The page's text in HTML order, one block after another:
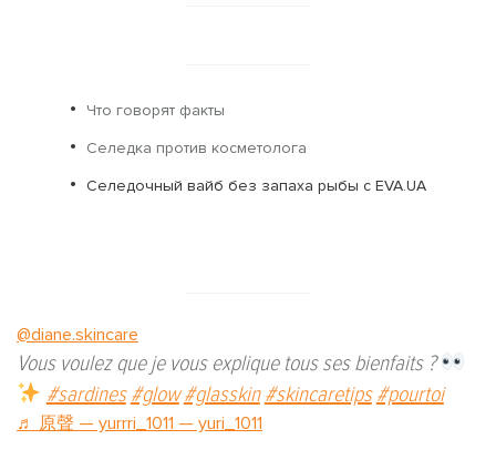
Что говорят факты
Селедка против косметолога
Селедочный вайб без запаха рыбы с EVA.UA
@diane.skincare
Vous voulez que je vous explique tous ses bienfaits ?
#sardines #glow #glasskin #skincaretips #pourtoi
♬ 原聲 — yurrri_1011 — yuri_1011